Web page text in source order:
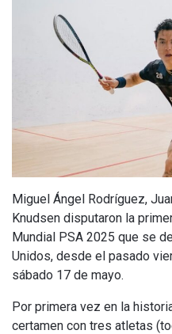
Miguel Ángel Rodríguez,
Knudsen disputaron la
Mundial PSA 2025 que se
Unidos, desde el pasado
sábado 17 de mayo.
Por primera vez en la
certamen con tres atletas